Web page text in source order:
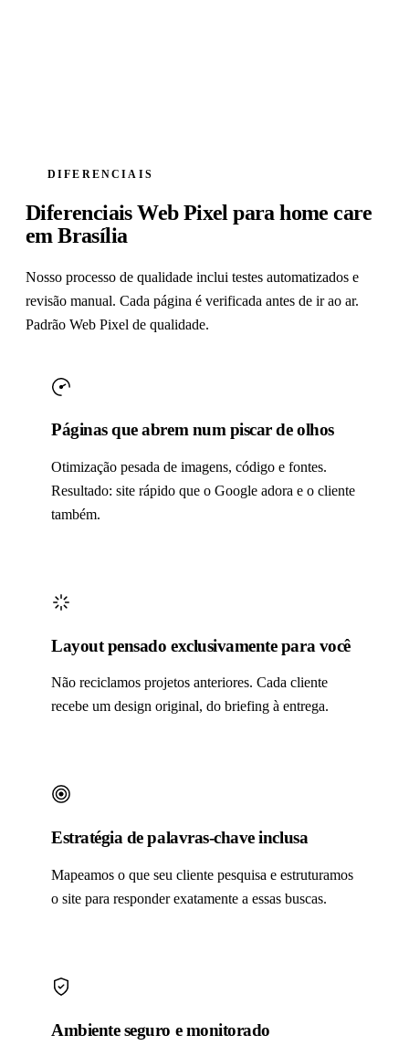
DIFERENCIAIS
Diferenciais Web Pixel para home care
em Brasília
Nosso processo de qualidade inclui testes automatizados e
revisão manual. Cada página é verificada antes de ir ao ar.
Padrão Web Pixel de qualidade.
Páginas que abrem num piscar de olhos
Otimização pesada de imagens, código e fontes.
Resultado: site rápido que o Google adora e o cliente
também.
Layout pensado exclusivamente para você
Não reciclamos projetos anteriores. Cada cliente
recebe um design original, do briefing à entrega.
Estratégia de palavras-chave inclusa
Mapeamos o que seu cliente pesquisa e estruturamos
o site para responder exatamente a essas buscas.
Ambiente seguro e monitorado